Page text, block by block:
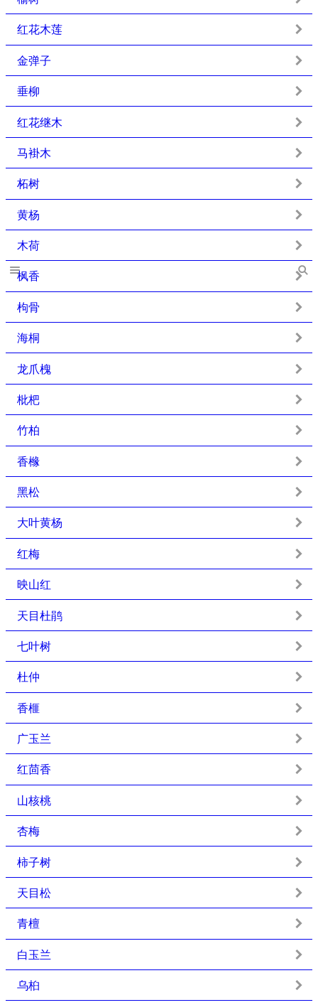
红花木莲
金弹子
垂柳
红花继木
马褂木
柘树
黄杨
木荷
枫香
枸骨
海桐
龙爪槐
枇杷
竹柏
香橼
黑松
大叶黄杨
红梅
映山红
天目杜鹃
七叶树
杜仲
香榧
广玉兰
红茴香
山核桃
杏梅
柿子树
天目松
青檀
白玉兰
乌桕